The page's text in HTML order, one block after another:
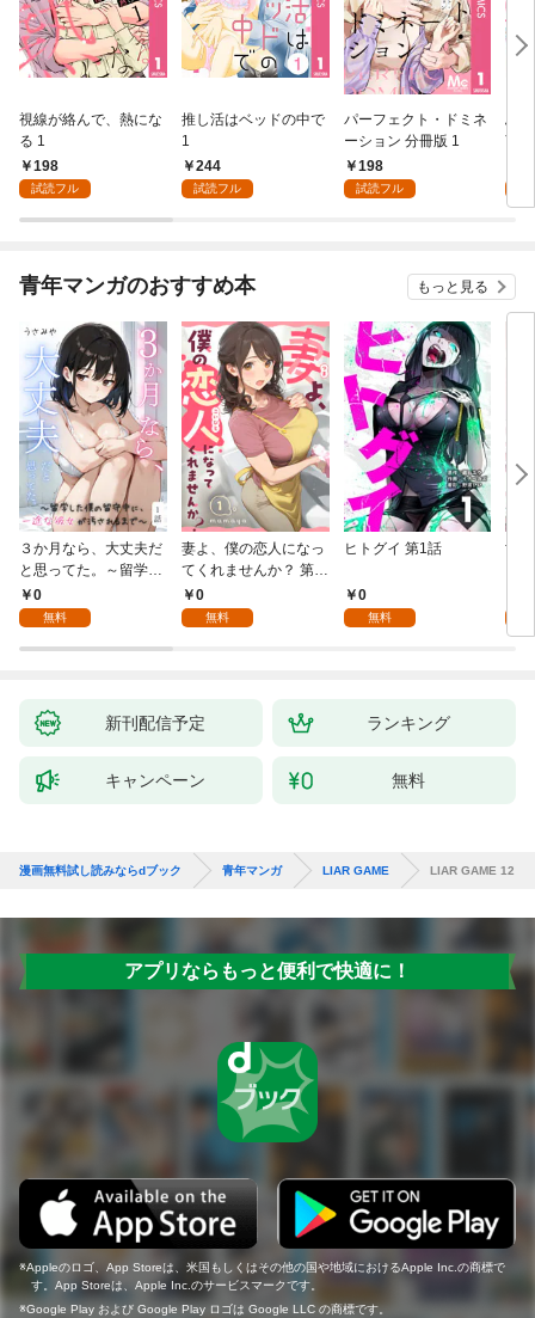
視線が絡んで、熱にな
る 1
198
試読フル
推し活はベッドの中で
1
244
試読フル
パーフェクト・ドミネ
ーション 分冊版 1
198
試読フル
ふ
言
青年マンガのおすすめ本 もっと見る
３か月なら、大丈夫だ
と思ってた。～留学し
た僕の留守中に、一途
な彼女が汚されるまで
0
無料
妻よ、僕の恋人になっ
てくれませんか？ 第1
話0
無料
ヒトグイ 第1話
0
無料
世
新刊配信予定 ランキング
キャンペーン 無料
漫画無料試し読みならdブック 青年マンガ LIAR GAME LIAR GAME 12
アプリならもっと便利で快適に！
Appleのロゴ、App Storeは、米国もしくはその他の国や地域におけるApple Inc.の商標で
す。App Storeは、Apple Inc.のサービスマークです。
Google Play および Google Play ロゴは Google LLC の商標です。